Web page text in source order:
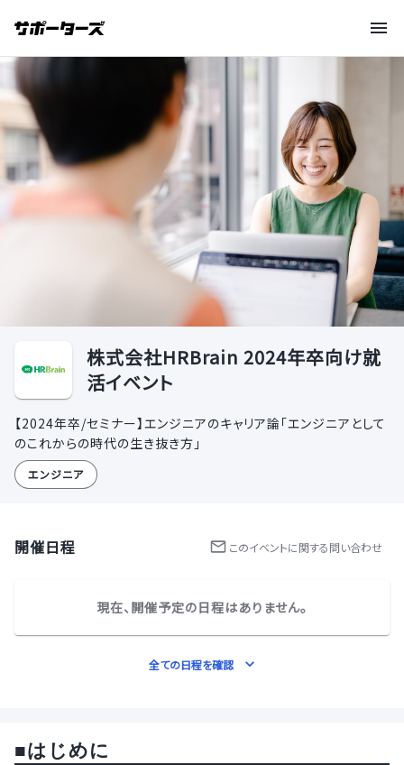
株式会社HRBrain 2024年卒向け就
活イベント
【2024年卒/セミナー】エンジニアのキャリア論「エンジニアとして
のこれからの時代の生き抜き方」
エンジニア
開催日程 このイベントに関する問い合わせ
現在、開催予定の日程はありません。
全ての日程を確認
■はじめに